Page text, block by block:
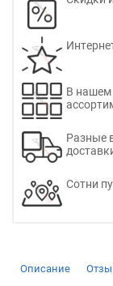
В нашем
Разные
Сотни
Описание